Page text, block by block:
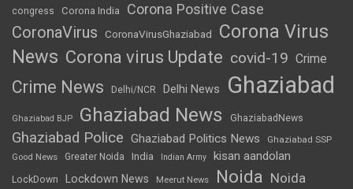
congress Corona India Corona Positive Case
CoronaVirus CoronaVirusGhaziabad
Corona Virus
News Corona virus Update covid-19 Crime
Crime News Delhi/NCR Delhi News Ghaziabad
Ghaziabad BJP Ghaziabad News GhaziabadNews
Ghaziabad Police Ghaziabad Politics News Ghaziabad SSP
Good News Greater Noida India Indian Army kisan aandolan
LockDown Lockdown News Meerut News Noida Noida